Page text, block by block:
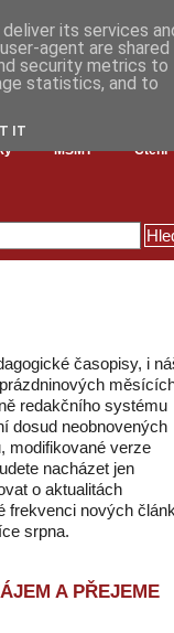
MŠMT Čtení
časopisy, i
redakčního systému
dosud neobnovených
modifikované verze
nacházet jen
o aktualitách
frekvenci nových
srpna.
A PŘEJEME
its services
agent are shared
security metrics to
statistics, and to
IT